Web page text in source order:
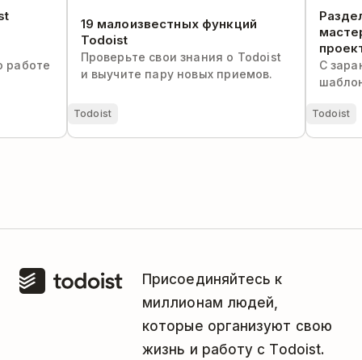
работе
19 малоизвестных функций
Todoist
Проверьте свои знания о Todoist
и выучите пару новых приемов.
Todoist
С
Todoist
Присоединяйтесь к
миллионам людей,
которые организуют свою
жизнь и работу с Todoist.